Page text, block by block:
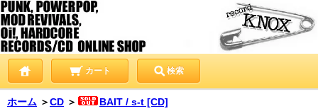
カート 検索
ホーム ＞CD ＞ BAIT / s-t [CD]